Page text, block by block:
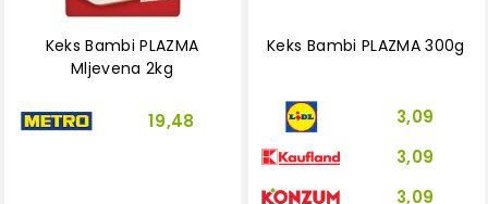
Keks Bambi PLAZMA
Mljevena 2kg
19,48
Keks Bambi PLAZMA 300g
3,09
3,09
3,09